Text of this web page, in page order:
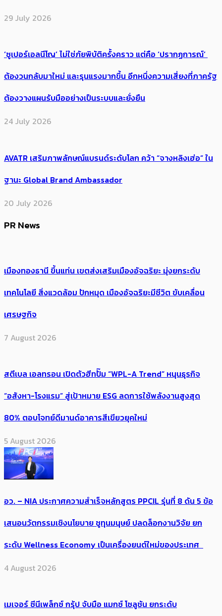
29 July 2026
‘ซูเปอร์เอลนีโญ’ ไม่ใช่ภัยพิบัติครั้งคราว แต่คือ ‘ปรากฏการณ์’ ​
ต้อง​วนกลับมาใหม่ และรุนแรงมากขึ้น อีกหนึ่งความเสี่ยงที่ภาครัฐ
ต้องวางแผนรับมืออย่างเป็นระบบและยั่งยืน
24 July 2026
AVATR เสริมภาพลักษณ์แบรนด์ระดับโลก คว้า “จางหลิงเฮ่อ” ใน
ฐานะ Global Brand Ambassador
20 July 2026
PR News
เมืองทองธานี ขึ้นแท่น เขตส่งเสริมเมืองอัจฉริยะ มุ่งยกระดับ
เทคโนโลยี สิ่งแวดล้อม ปักหมุด เมืองอัจฉริยะมีชีวิต ขับเคลื่อน
เศรษฐกิจ
7 August 2026
สตีเบล เอลทรอน เปิดตัวฮีทปั๊ม “WPL-A Trend” หนุนธุรกิจ
“อสังหา-โรงแรม” สู่เป้าหมาย ESG ลดการใช้พลังงานสูงสุด
80% ตอบโจทย์ดีมานด์อาคารสีเขียวยุคใหม่
5 August 2026
อว. – NIA ประกาศความสำเร็จหลักสูตร PPCIL รุ่นที่ 8 ดัน 5 ข้อ
เสนอนวัตกรรมเชิงนโยบาย ชูทุนมนุษย์ ปลดล็อกงานวิจัย ยก
ระดับ Wellness Economy เป็นเครื่องยนต์ใหม่ของประเทศ
4 August 2026
เมเจอร์ ซีนีเพล็กซ์ กรุ้ป จับมือ แมกซ์ โซลูชัน ยกระดับ